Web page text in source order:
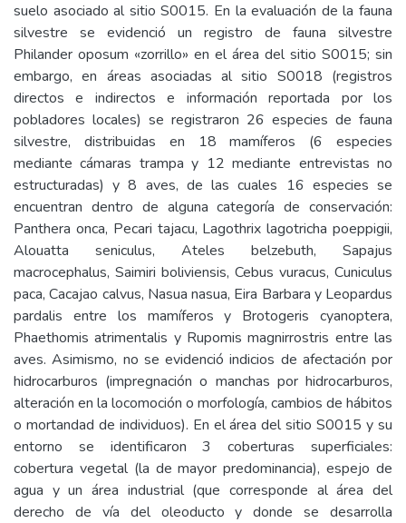
suelo asociado al sitio S0015. En la evaluación de la fauna
silvestre se evidenció un registro de fauna silvestre
Philander oposum «zorrillo» en el área del sitio S0015; sin
embargo, en áreas asociadas al sitio S0018 (registros
directos e indirectos e información reportada por los
pobladores locales) se registraron 26 especies de fauna
silvestre, distribuidas en 18 mamíferos (6 especies
mediante cámaras trampa y 12 mediante entrevistas no
estructuradas) y 8 aves, de las cuales 16 especies se
encuentran dentro de alguna categoría de conservación:
Panthera onca, Pecari tajacu, Lagothrix lagotricha poeppigii,
Alouatta seniculus, Ateles belzebuth, Sapajus
macrocephalus, Saimiri boliviensis, Cebus vuracus, Cuniculus
paca, Cacajao calvus, Nasua nasua, Eira Barbara y Leopardus
pardalis entre los mamíferos y Brotogeris cyanoptera,
Phaethomis atrimentalis y Rupomis magnirrostris entre las
aves. Asimismo, no se evidenció indicios de afectación por
hidrocarburos (impregnación o manchas por hidrocarburos,
alteración en la locomoción o morfología, cambios de hábitos
o mortandad de individuos). En el área del sitio S0015 y su
entorno se identificaron 3 coberturas superficiales:
cobertura vegetal (la de mayor predominancia), espejo de
agua y un área industrial (que corresponde al área del
derecho de vía del oleoducto y donde se desarrolla